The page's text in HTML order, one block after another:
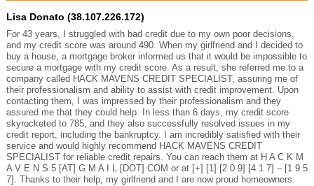
Lisa Donato (38.107.226.172)
For 43 years, I struggled with bad credit due to my own poor decisions,
and my credit score was around 490. When my girlfriend and I decided to
buy a house, a mortgage broker informed us that it would be impossible to
secure a mortgage with my credit score. As a result, she referred me to a
company called HACK MAVENS CREDIT SPECIALIST, assuring me of
their professionalism and ability to assist with credit improvement. Upon
contacting them, I was impressed by their professionalism and they
assured me that they could help. In less than 6 days, my credit score
skyrocketed to 785, and they also successfully resolved issues in my
credit report, including the bankruptcy. I am incredibly satisfied with their
service and would highly recommend HACK MAVENS CREDIT
SPECIALIST for reliable credit repairs. You can reach them at H A C K M
A V E N S 5 [AT] G M A I L [DOT] COM or at [+] [1] [2 0 9] [4 1 7] – [1 9 5
7]. Thanks to their help, my girlfriend and I are now proud homeowners.